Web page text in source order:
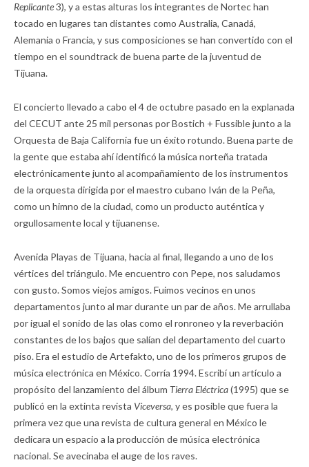
Replicante3), y a estas alturas los integrantes de Nortec han
tocado en lugares tan distantes como Australia, Canadá,
Alemania o Francia, y sus composiciones se han convertido con el
tiempo en el soundtrack de buena parte de la juventud de
Tijuana.
El concierto llevado a cabo el 4 de octubre pasado en la explanada
del CECUT ante 25 mil personas por Bostich + Fussible junto a la
Orquesta de Baja California fue un éxito rotundo. Buena parte de
la gente que estaba ahí identificó la música norteña tratada
electrónicamente junto al acompañamiento de los instrumentos
de la orquesta dirigida por el maestro cubano Iván de la Peña,
como un himno de la ciudad, como un producto auténtica y
orgullosamente local y tijuanense.
Avenida Playas de Tijuana, hacia al final, llegando a uno de los
vértices del triángulo. Me encuentro con Pepe, nos saludamos
con gusto. Somos viejos amigos. Fuimos vecinos en unos
departamentos junto al mar durante un par de años. Me arrullaba
por igual el sonido de las olas como el ronroneo y la reverbación
constantes de los bajos que salían del departamento del cuarto
piso. Era el estudio de Artefakto, uno de los primeros grupos de
música electrónica en México. Corría 1994. Escribí un artículo a
propósito del lanzamiento del álbum Tierra Eléctrica(1995) que se
publicó en la extinta revista Viceversa, y es posible que fuera la
primera vez que una revista de cultura general en México le
dedicara un espacio a la producción de música electrónica
nacional. Se avecinaba el auge de los raves.